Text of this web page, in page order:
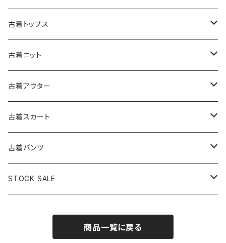
古着半袖ワンピース
古着ノースリーブワンピース
古着キャミソールワンピース
古着ベアトップワンピース
古着オールインワン
古着オーバーオール
古着長袖シャツ・ブラウス
古着半袖シャツ・ブラウス
古着ノースリーブシャツ・ブラウス
古着トップス
古着スウェット&パーカー
古着スウェット
古着パーカー
古着プルオーバー
古着長袖プルオーバー
古着半袖プルオーバー
古着Ｔシャツ
古着長袖Ｔシャツ
古着半袖Ｔシャツ
古着ベスト
古着キャミソール
古着ポロシャツ
古着ニット
古着セーター
古着カーディガン
古着半袖ニット
古着ニットアウター
古着アウター
古着ライトジャケット
古着ライトコート
古着ヘビージャケット
古着スカート
古着ロング丈スカート (丈76cm-)
古着膝丈スカート (丈56-75cm)
古着ミニ丈スカート (丈56-75cm)
古着パンツ
古着ロング丈パンツ
STOCK SALE
Autumn / Winter
商品一覧に戻る